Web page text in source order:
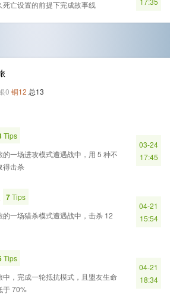
死亡设置的前提下完成故事线
0 铜12 总13
Tips
的一场进攻模式遭遇战中，用 5 种不
得击杀
03-24
17:45
7Tips
的一场猎杀模式遭遇战中，击杀 12
04-21
15:54
Tips
中，完成一轮抵抗模式，且盟友生命
于 70%
04-21
18:34